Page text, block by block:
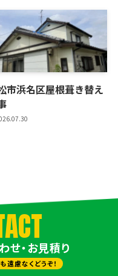
市浜名区屋根葺き替え
せ・お見積り
遠慮なくどうぞ！